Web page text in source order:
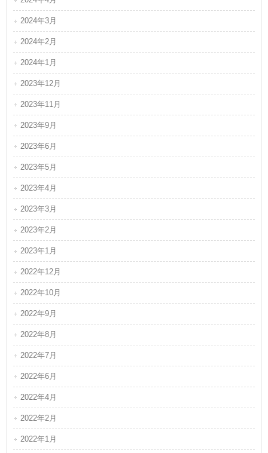
2024年3月
2024年2月
2024年1月
2023年12月
2023年11月
2023年9月
2023年6月
2023年5月
2023年4月
2023年3月
2023年2月
2023年1月
2022年12月
2022年10月
2022年9月
2022年8月
2022年7月
2022年6月
2022年4月
2022年2月
2022年1月